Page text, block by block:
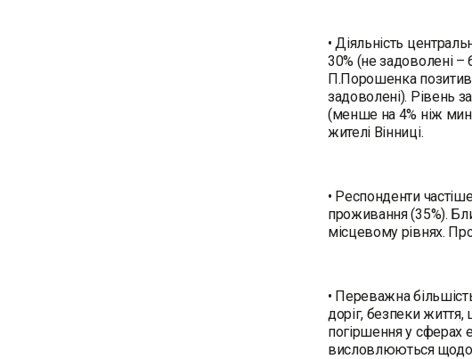
• Діяльність
30% (не задоволені –
П.Порошенка
задоволені). Рівень
(менше на 4% ніж
жителі Вінниці.
• Респонденти
проживання (35%).
місцевому рівнях.
• Переважна
доріг, безпеки життя,
погіршення у сферах
висловлюються щодо